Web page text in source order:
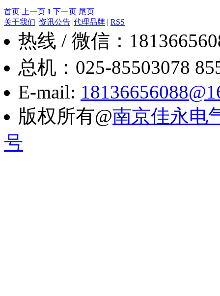
首页 上一页 1 下一页 尾页
关于我们 |资讯公告 |代理品牌 | RSS
热线 / 微信：
总机：025-85503078
E-mail:
版权所有@南京佳永电
号